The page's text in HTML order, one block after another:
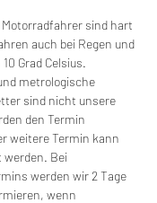
Motorradfahrer sind hart
auch bei Regen und
Grad Celsius.
metrologische
sind nicht unsere
den Termin
weitere Termin kann
werden. Bei
werden wir 2 Tage
wenn